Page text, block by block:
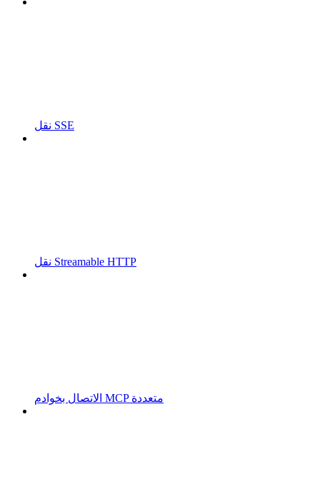
نقل SSE
نقل Streamable HTTP
الاتصال بخوادم MCP متعددة